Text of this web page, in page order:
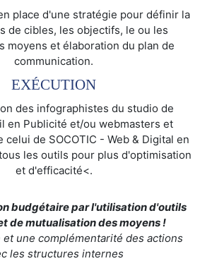
place d'une stratégie pour définir la
de cibles, les objectifs, le ou les
moyens et élaboration du plan de
communication.
EXÉCUTION
des infographistes du studio de
en Publicité et/ou webmasters et
de SOCOTIC - Web & Digital en
les outils pour plus d'optimisation
et d'efficacité<.
budgétaire par l'utilisation d'outils
de mutualisation des moyens !
une complémentarité des actions
les structures internes